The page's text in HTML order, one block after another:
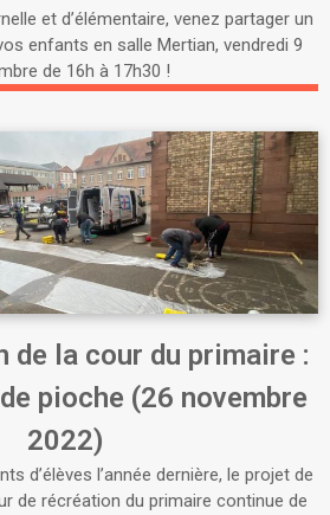
et d’élémentaire, venez partager un
enfants en salle Mertian, vendredi 9
de 16h à 17h30 !
de la cour du primaire :
pioche (26 novembre
2022)
d’élèves l’année dernière, le projet de
de récréation du primaire continue de